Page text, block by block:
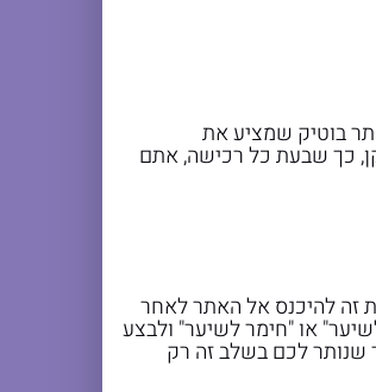
בוטיק שמציע את
כך שבעת כל רכישה, אתם
זה להיכנס אל האתר לאחר
או "חימר לשיער" ולבצע
שנותר לכם בשלב זה רק